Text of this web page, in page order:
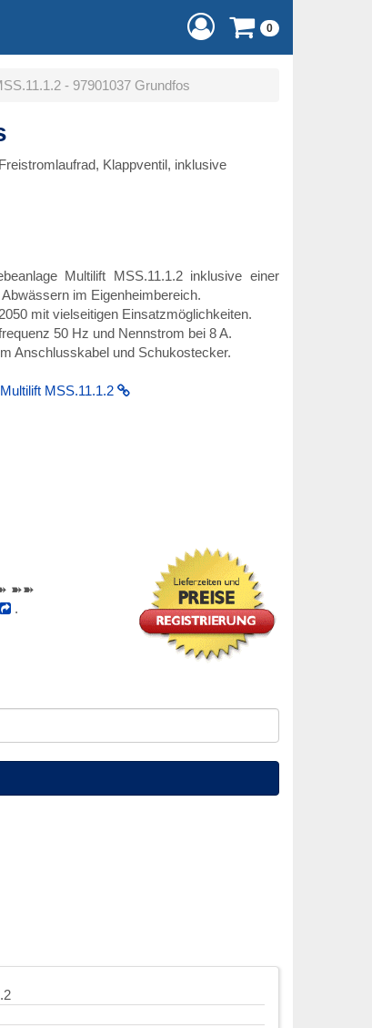
0
- 97901037 Grundfos
Klappventil, inklusive
Multilift MSS.11.1.2 inklusive einer
im Eigenheimbereich.
mit vielseitigen Einsatzmöglichkeiten.
50 Hz und Nennstrom bei 8 A.
Anschlusskabel und Schukostecker.
MSS.11.1.2
➽ ➽➽
.